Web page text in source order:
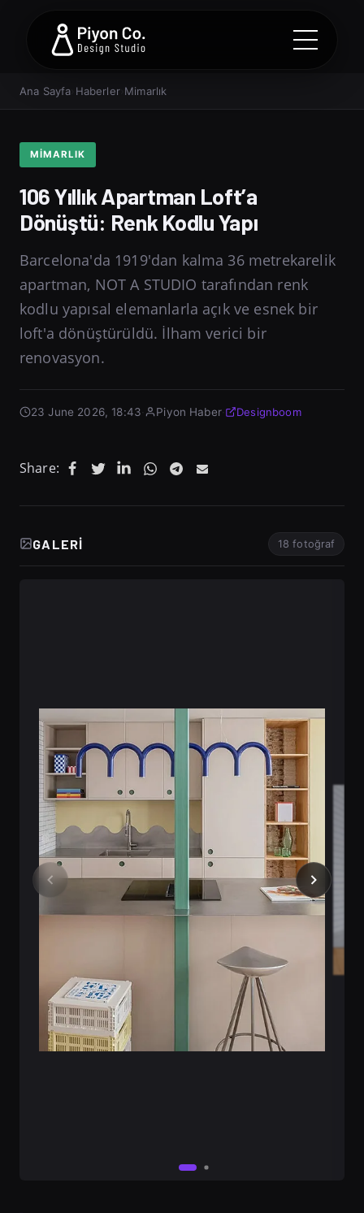
Ana Sayfa Haberler› Mimarlık
MIMARLIK
106 Yıllık Apartman Loft’a
Dönüştü: Renk Kodlu Yapı
Barcelona'da 1919'dan kalma 36 metrekarelik
apartman, NOT A STUDIO tarafından renk
kodlu yapısal elemanlarla açık ve esnek bir
loft'a dönüştürüldü. İlham verici bir
renovasyon.
23 June 2026, 18:43 Piyon Haber· Designboom
Share:
GALERI 18 fotoğraf